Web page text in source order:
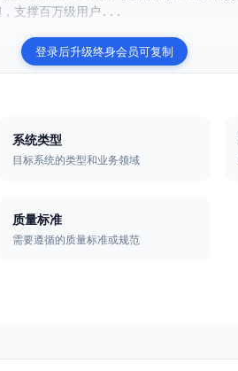
支撑百万级用户...
登录后升级终身会员可复制
系统类型
目标系统的类型和业务领域
质量标准
需要遵循的质量标准或规范